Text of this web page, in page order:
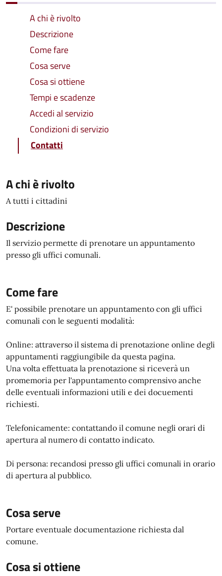
A chi è rivolto
Descrizione
Come fare
Cosa serve
Cosa si ottiene
Tempi e scadenze
Accedi al servizio
Condizioni di servizio
Contatti
A chi è rivolto
A tutti i cittadini
Descrizione
Il servizio permette di prenotare un appuntamento
presso gli uffici comunali.
Come fare
E' possibile prenotare un appuntamento con gli uffici
comunali con le seguenti modalità:
Online: attraverso il sistema di prenotazione online degli
appuntamenti raggiungibile da questa pagina.
Una volta effettuata la prenotazione si riceverà un
promemoria per l'appuntamento comprensivo anche
delle eventuali informazioni utili e dei docuementi
richiesti.
Telefonicamente: contattando il comune negli orari di
apertura al numero di contatto indicato.
Di persona: recandosi presso gli uffici comunali in orario
di apertura al pubblico.
Cosa serve
Portare eventuale documentazione richiesta dal
comune.
Cosa si ottiene